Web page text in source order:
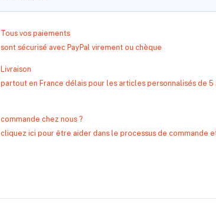
Tous vos paiements
sont sécurisé avec PayPal virement ou chèque
Livraison
partout en France délais pour les articles personnalisés de 5
commande chez nous ?
cliquez ici pour être aider dans le processus de commande